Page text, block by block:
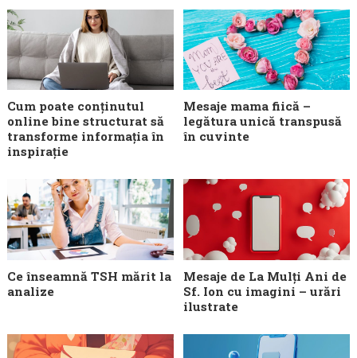
Cum poate conținutul
online bine structurat să
transforme informația în
inspirație
Mesaje mama fiică –
legătura unică transpusă
în cuvinte
Ce înseamnă TSH mărit la
analize
Mesaje de La Mulți Ani de
Sf. Ion cu imagini – urări
ilustrate